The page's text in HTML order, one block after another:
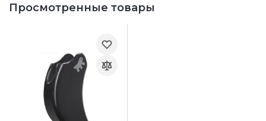
Просмотренные товары